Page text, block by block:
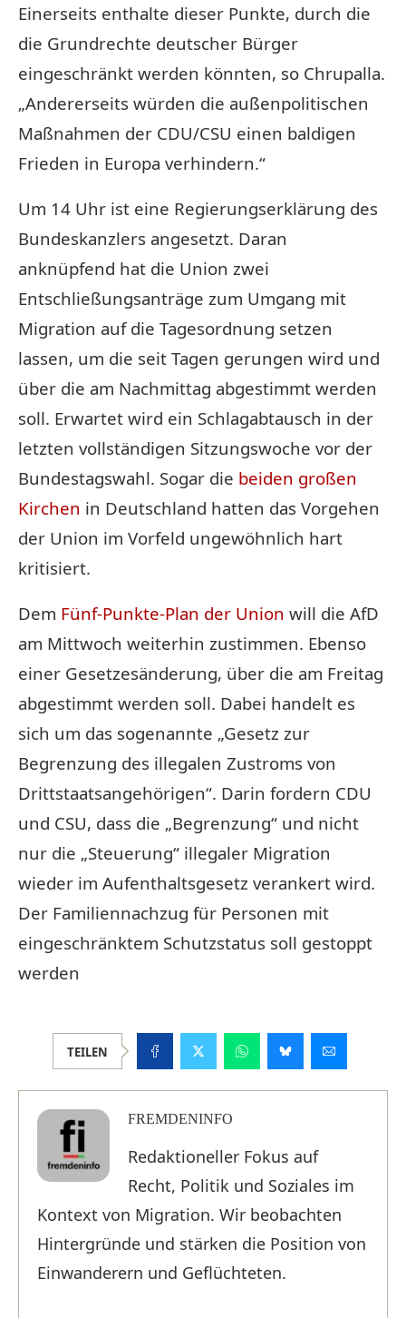
Einerseits enthalte dieser Punkte, durch die
die Grundrechte deutscher Bürger
eingeschränkt werden könnten, so Chrupalla.
„Andererseits würden die außenpolitischen
Maßnahmen der CDU/CSU einen baldigen
Frieden in Europa verhindern.“
Um 14 Uhr ist eine Regierungserklärung des
Bundeskanzlers angesetzt. Daran
anknüpfend hat die Union zwei
Entschließungsanträge zum Umgang mit
Migration auf die Tagesordnung setzen
lassen, um die seit Tagen gerungen wird und
über die am Nachmittag abgestimmt werden
soll. Erwartet wird ein Schlagabtausch in der
letzten vollständigen Sitzungswoche vor der
Bundestagswahl. Sogar die beiden großen
Kirchen in Deutschland hatten das Vorgehen
der Union im Vorfeld ungewöhnlich hart
kritisiert.
Dem Fünf-Punkte-Plan der Union will die AfD
am Mittwoch weiterhin zustimmen. Ebenso
einer Gesetzesänderung, über die am Freitag
abgestimmt werden soll. Dabei handelt es
sich um das sogenannte „Gesetz zur
Begrenzung des illegalen Zustroms von
Drittstaatsangehörigen“. Darin fordern CDU
und CSU, dass die „Begrenzung“ und nicht
nur die „Steuerung“ illegaler Migration
wieder im Aufenthaltsgesetz verankert wird.
Der Familiennachzug für Personen mit
eingeschränktem Schutzstatus soll gestoppt
werden
TEILEN
FREMDENINFO
Redaktioneller Fokus auf
Recht, Politik und Soziales im
Kontext von Migration. Wir beobachten
Hintergründe und stärken die Position von
Einwanderern und Geflüchteten.